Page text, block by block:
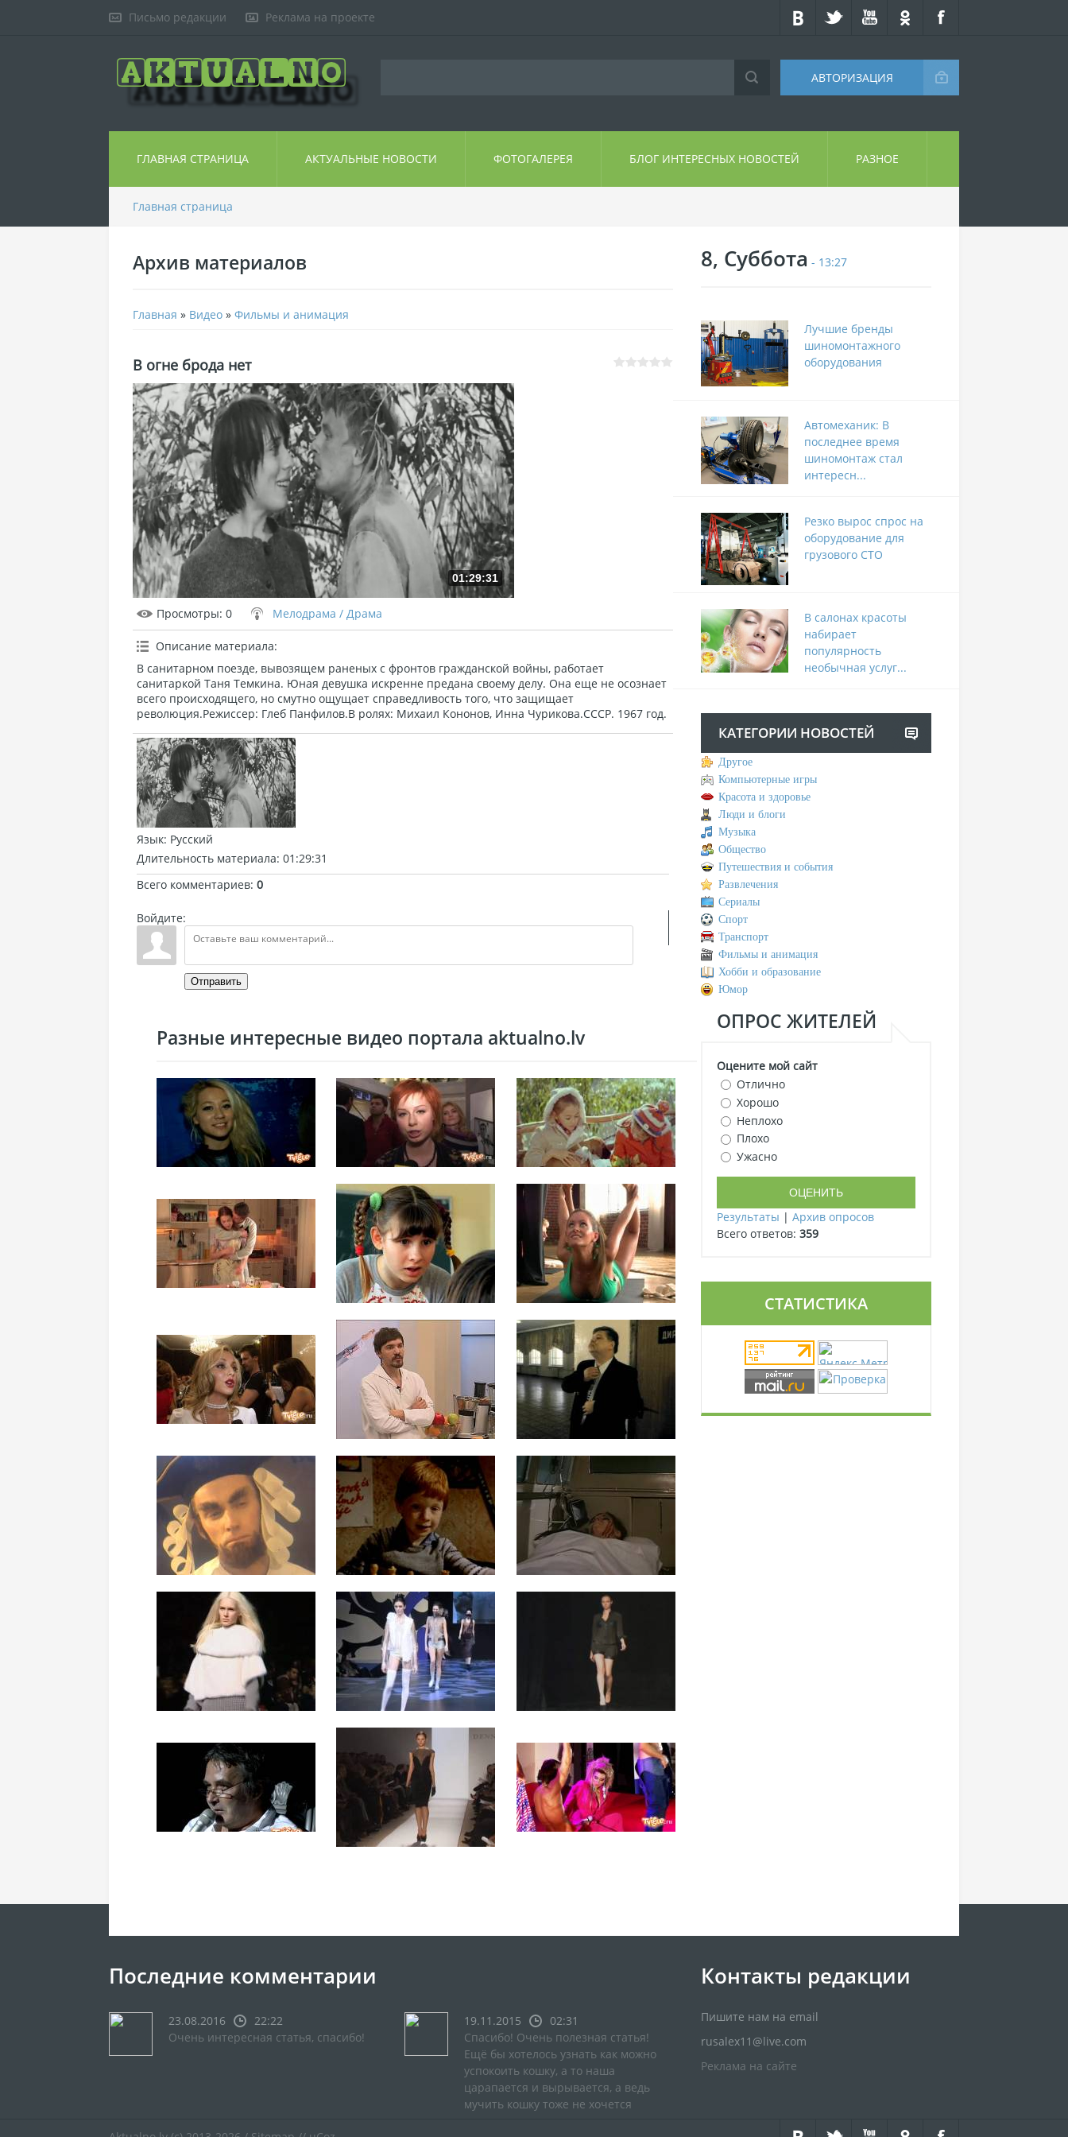
Письмо редакции Реклама на проекте
АВТОРИЗАЦИЯ
ГЛАВНАЯ СТРАНИЦА АКТУАЛЬНЫЕ НОВОСТИ ФОТОГАЛЕРЕЯ БЛОГ ИНТЕРЕСНЫХ НОВОСТЕЙ РАЗНОЕ
Главная страница
Архив материалов
Главная » Видео » Фильмы и анимация
В огне брода нет
01:29:31
Просмотры: 0 Мелодрама / Драма
Описание материала:
В санитарном поезде, вывозящем раненых с фронтов гражданской войны, работает
санитаркой Таня Темкина. Юная девушка искренне предана своему делу. Она еще не осознает
всего происходящего, но смутно ощущает справедливость того, что защищает
революция.Режиссер: Глеб Панфилов.В ролях: Михаил Кононов, Инна Чурикова.СССР. 1967 год.
Язык: Русский
Длительность материала: 01:29:31
Всего комментариев: 0
Войдите:
Отправить
Разные интересные видео портала aktualno.lv
8, Суббота - 13:27
Лучшие бренды
шиномонтажного
оборудования
Автомеханик: В
последнее время
шиномонтаж стал
интересн...
Резко вырос спрос на
оборудование для
грузового СТО
В салонах красоты
набирает
популярность
необычная услуг...
КАТЕГОРИИ НОВОСТЕЙ
Другое
Компьютерные игры
Красота и здоровье
Люди и блоги
Музыка
Общество
Путешествия и события
Развлечения
Сериалы
Спорт
Транспорт
Фильмы и анимация
Хобби и образование
Юмор
ОПРОС ЖИТЕЛЕЙ
Оцените мой сайт
Отлично
Хорошо
Неплохо
Плохо
Ужасно
Результаты | Архив опросов
Всего ответов: 359
СТАТИСТИКА
Последние комментарии
23.08.2016
22:22
Очень интересная статья, спасибо!
19.11.2015
02:31
Спасибо! Очень полезная статья!
Ещё бы хотелось узнать как можно
успокоить кошку, а то наша
царапается и вырывается, а ведь
мучить кошку тоже не хочется
Контакты редакции
Пишите нам на email
rusalex11@live.com
Реклама на сайте